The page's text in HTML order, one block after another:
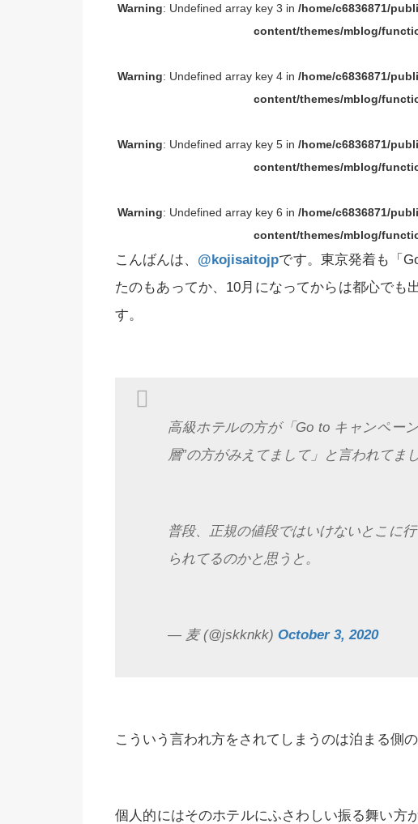
Warning: Undefined array key 3 in /home/c6836871/
content/themes/mblog/
Warning: Undefined array key 4 in /home/c6836871/
content/themes/mblog/
Warning: Undefined array key 5 in /home/c6836871/
content/themes/mblog/
Warning: Undefined array key 6 in /home/c6836871/
content/themes/mblog/
こんばんは、 @kojisaitojpです。東京発着も「
たのもあってか、10月になってからは都心でも
す。
高級ホテルの方が「Go to キャンペー
層”の方がみえてまして」と言われてまし
普段、正規の値段ではいけないとこに
られてるのかと思うと。
— 麦 (@jskknkk) October 3, 2020
こういう言われ方をされてしまうのは泊まる側
個人的にはそのホテルにふさわしい振る舞い方